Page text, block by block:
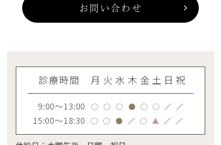
お問い合わせ
診療時間 月 火 水 木 金 土 日 祝
9:00～13:00 ○ ○ ○ ● ○ ○ ／ ／
15:00～18:30 ○ ○ ● ／ ○ ▲ ／ ／